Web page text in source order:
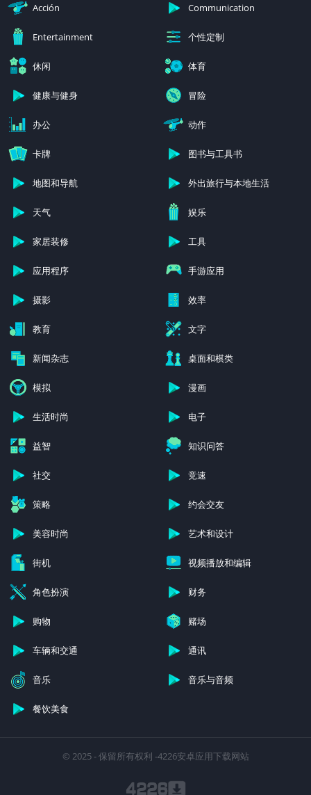
Acción Communication
Entertainment 个性定制
休闲 体育
健康与健身 冒险
办公 动作
卡牌 图书与工具书
地图和导航 外出旅行与本地生活
天气 娱乐
家居装修 工具
应用程序 手游应用
摄影 效率
教育 文字
新闻杂志 桌面和棋类
模拟 漫画
生活时尚 电子
益智 知识问答
社交 竞速
策略 约会交友
美容时尚 艺术和设计
街机 视频播放和编辑
角色扮演 财务
购物 赌场
车辆和交通 通讯
音乐 音乐与音频
餐饮美食
© 2025 - 保留所有权利 -4226安卓应用下载网站